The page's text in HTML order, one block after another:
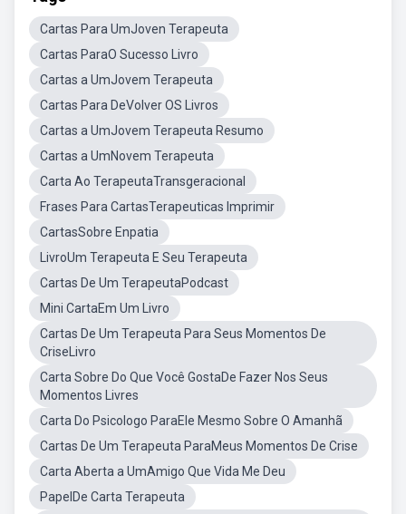
Cartas Para UmJoven Terapeuta
Cartas ParaO Sucesso Livro
Cartas a UmJovem Terapeuta
Cartas Para DeVolver OS Livros
Cartas a UmJovem Terapeuta Resumo
Cartas a UmNovem Terapeuta
Carta Ao TerapeutaTransgeracional
Frases Para CartasTerapeuticas Imprimir
CartasSobre Enpatia
LivroUm Terapeuta E Seu Terapeuta
Cartas De Um TerapeutaPodcast
Mini CartaEm Um Livro
Cartas De Um Terapeuta Para Seus Momentos De
CriseLivro
Carta Sobre Do Que Você GostaDe Fazer Nos Seus
Momentos Livres
Carta Do Psicologo ParaEle Mesmo Sobre O Amanhã
Cartas De Um Terapeuta ParaMeus Momentos De Crise
Carta Aberta a UmAmigo Que Vida Me Deu
PapelDe Carta Terapeuta